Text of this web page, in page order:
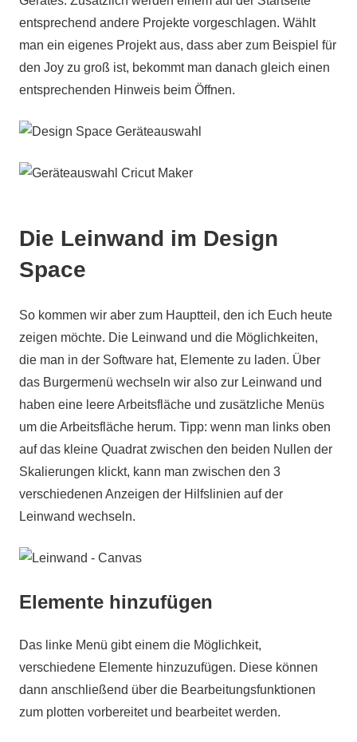
entsprechend andere Projekte vorgeschlagen. Wählt
man ein eigenes Projekt aus, dass aber zum Beispiel für
den Joy zu groß ist, bekommt man danach gleich einen
entsprechenden Hinweis beim Öffnen.
Die Leinwand im Design
Space
So kommen wir aber zum Hauptteil, den ich Euch heute
zeigen möchte. Die Leinwand und die Möglichkeiten,
die man in der Software hat, Elemente zu laden. Über
das Burgermenü wechseln wir also zur Leinwand und
haben eine leere Arbeitsfläche und zusätzliche Menüs
um die Arbeitsfläche herum. Tipp: wenn man links oben
auf das kleine Quadrat zwischen den beiden Nullen der
Skalierungen klickt, kann man zwischen den 3
verschiedenen Anzeigen der Hilfslinien auf der
Leinwand wechseln.
Elemente hinzufügen
Das linke Menü gibt einem die Möglichkeit,
verschiedene Elemente hinzuzufügen. Diese können
dann anschließend über die Bearbeitungsfunktionen
zum plotten vorbereitet und bearbeitet werden.